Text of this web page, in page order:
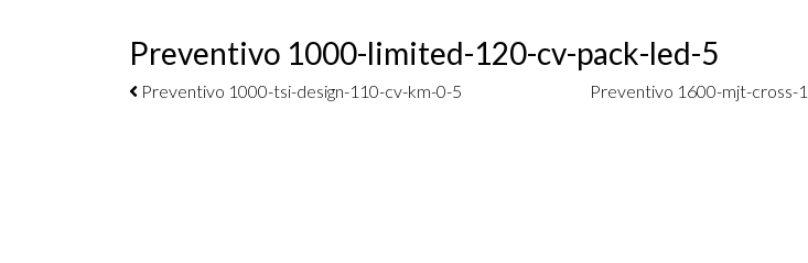
Preventivo 1000-limited-120-cv-pack-led-5
Navigazione elementi
Preventivo 1000-tsi-design-110-cv-km-0-5 Preventivo 1600-mjt-cross-